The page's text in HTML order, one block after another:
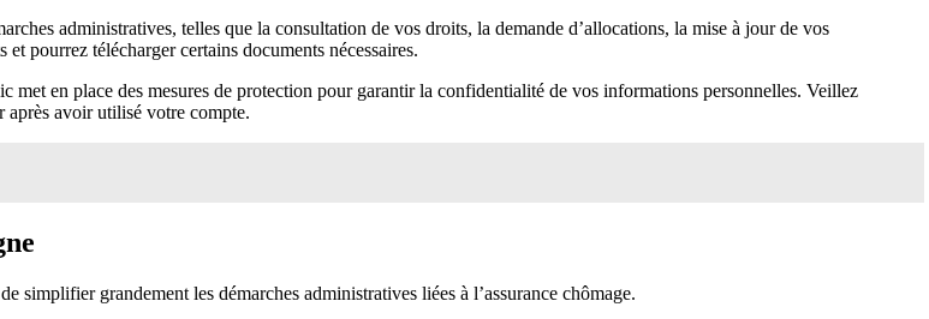
administratives, telles que la consultation de vos droits, la demande d’allocations, la mise à jour de vos
pourrez télécharger certains documents nécessaires.
met en place des mesures de protection pour garantir la confidentialité de vos informations personnelles. Veillez
après avoir utilisé votre compte.
simplifier grandement les démarches administratives liées à l’assurance chômage.